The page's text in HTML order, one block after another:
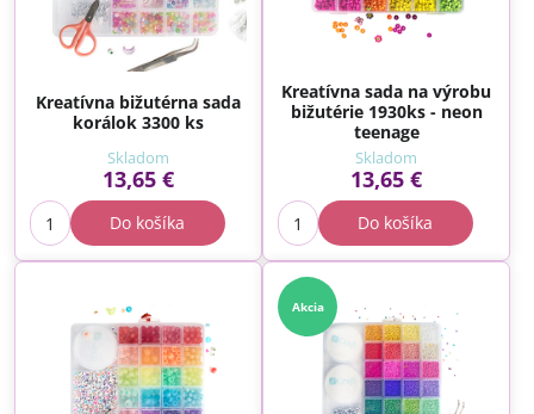
Kreatívna bižutérna sada
korálok 3300 ks
Skladom
13,65 €
Do košíka
Kreatívna sada na výrobu
bižutérie 1930ks - neon
teenage
Skladom
13,65 €
Do košíka
Akcia